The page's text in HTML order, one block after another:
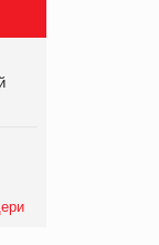
«УкраМарин»